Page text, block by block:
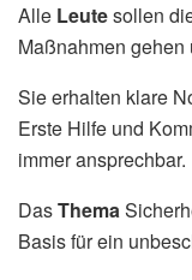
Alle Leutesollen
Maßnahmen gehen
Sie erhalten klare
Erste Hilfe und
immer ansprechbar.
DasThema
Basis für ein